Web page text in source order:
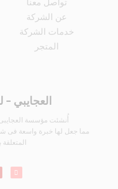
تواصل معنا
عن الشركة
خدمات الشركة
المتجر
العجايبي -
أُنشئت مؤسسة العجايبى
مما جعل لها خبرة واسعة فى